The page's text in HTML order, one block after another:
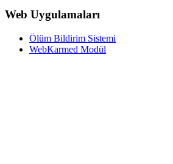
Web Uygulamaları
Ölüm Bildirim Sistemi
WebKarmed Modül